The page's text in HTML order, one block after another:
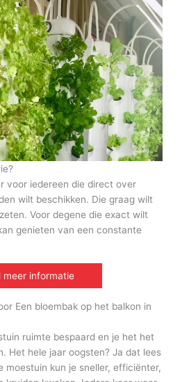
voor iedereen die direct over
wilt beschikken. Die graag wilt
Voor degene die exact wilt
genieten van een constante
meer informatie
Een bloembak op het balkon in
ruimte bespaard en je het het
Het hele jaar oogsten? Ja dat lees
moestuin kun je sneller, efficiënter,